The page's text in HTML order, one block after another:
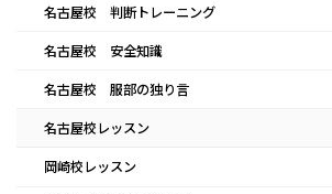
名古屋校 判断トレーニング
名古屋校 安全知識
名古屋校 服部の独り言
名古屋校レッスン
岡崎校レッスン